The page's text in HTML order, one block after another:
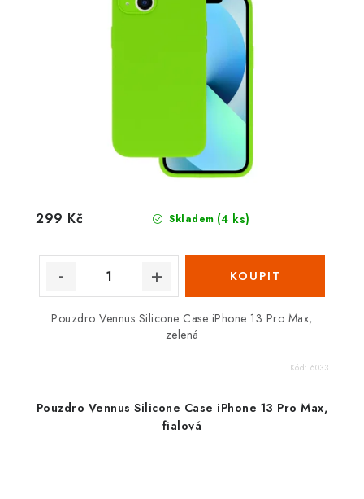
Skladem (4 ks)
299 Kč
Pouzdro Vennus Silicone Case iPhone 13 Pro Max,
zelená
Kód: 6033
Pouzdro Vennus Silicone Case iPhone 13 Pro Max,
fialová